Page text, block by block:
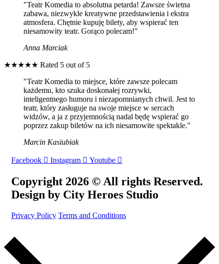
"Teatr Komedia to absolutna petarda! Zawsze świetna
zabawa, niezwykle kreatywne przedstawienia i ekstra
atmosfera. Chętnie kupuję bilety, aby wspierać ten
niesamowity teatr. Gorąco polecam!"
Anna Marciak
★★★★★ Rated 5 out of 5
"Teatr Komedia to miejsce, które zawsze polecam
każdemu, kto szuka doskonałej rozrywki,
inteligentnego humoru i niezapomnianych chwil. Jest to
teatr, który zasługuje na swoje miejsce w sercach
widzów, a ja z przyjemnością nadal będę wspierać go
poprzez zakup biletów na ich niesamowite spektakle."
Marcin Kasiubiak
Facebook Instagram Youtube
Copyright 2026 © All rights Reserved.
Design by City Heroes Studio
Privacy Policy Terms and Conditions